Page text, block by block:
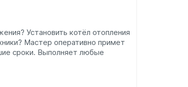
Установить котёл отопления
Мастер оперативно примет
сроки. Выполняет любые